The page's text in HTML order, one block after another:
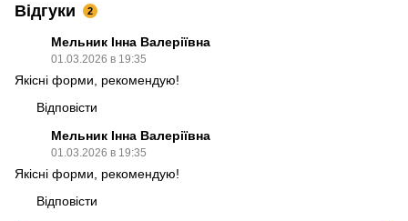
Відгуки 2
Мельник Інна Валеріївна
01.03.2026 в 19:35
Якісні форми, рекомендую!
Відповісти
Мельник Інна Валеріївна
01.03.2026 в 19:35
Якісні форми, рекомендую!
Відповісти